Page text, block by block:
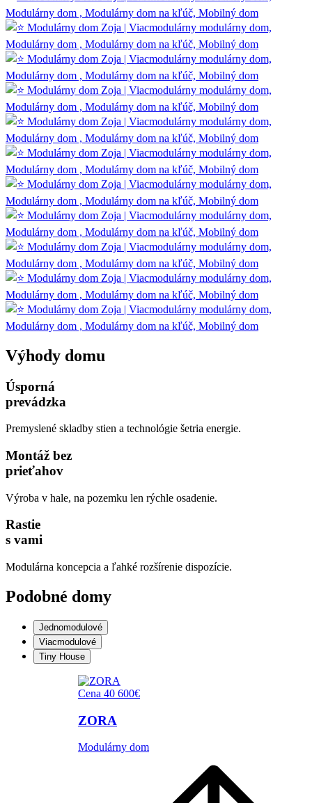
Výhody domu
Úsporná
prevádzka
Premyslené skladby stien a technológie šetria energie.
Montáž bez
prieťahov
Výroba v hale, na pozemku len rýchle osadenie.
Rastie
s vami
Modulárna koncepcia a ľahké rozšírenie dispozície.
Podobné domy
Jednomodulové
Viacmodulové
Tiny House